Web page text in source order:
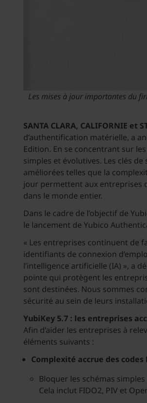
Les mises à jour importantes du
SANTA CLARA, CALIFORNIE et
d’authentification matérielle, a
Edition. En se concentrant sur
simples et évolutives. Les clés
améliorées telles que la
jour permettent aux entreprises
dans le monde entier.
Dans le cadre de l’objectif de
le lancement de Yubico
« Les entreprises continuent de
identifiants de connexion
l’intelligence artificielle (IA) », a
pointe qui protègent les
sont destinées. Nous sommes
sécurité au sein de leurs
YubiKey 5.7 : les entreprises
Afin d’aider les entreprises à
éléments suivants :
Complexité accrue des
Bloquer les schémas
Cela inclut FIDO2, PIV et